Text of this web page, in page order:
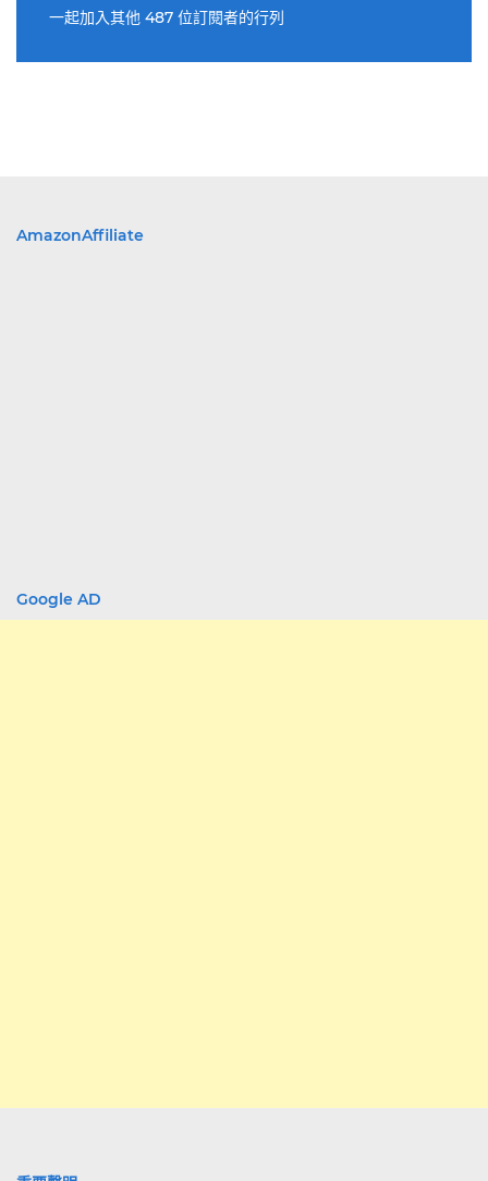
一起加入其他 487 位訂閱者的行列
AmazonAffiliate
Google AD